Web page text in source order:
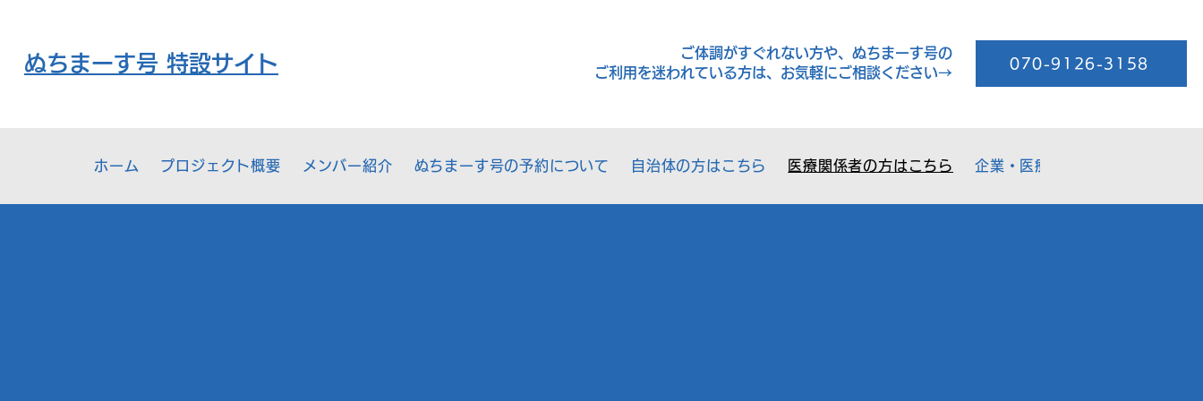
​ぬちまーす号 特設サイト
ご体調がすぐれない方や、ぬちまーす号の
ご利用を迷われている方は、お気軽にご相談ください→
070-9126-3158
ホーム プロジェクト概要 メンバー紹介 ぬちまーす号の予約について 自治体の方はこちら 医療関係者の方はこちら 企業・医療機関の方はこちら